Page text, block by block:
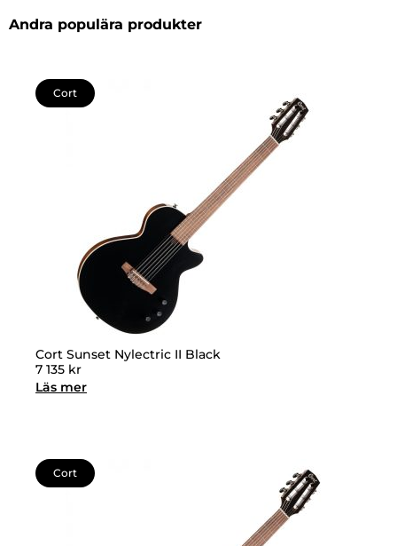
Andra populära produkter
Cort
Cort Sunset Nylectric II Black
7 135 kr
Läs mer
Cort